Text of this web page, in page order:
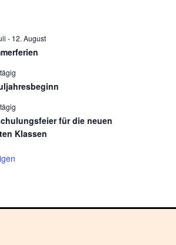
- 12. August
für die neuen
Klassen